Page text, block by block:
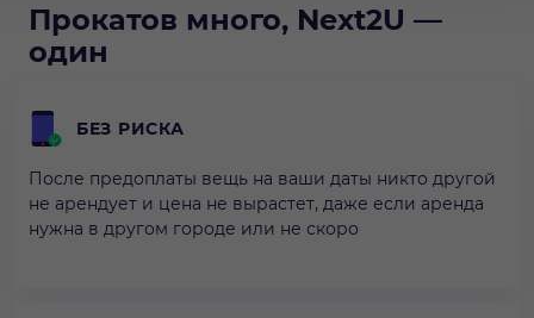
Прокатов много, Next2U —
один
БЕЗ РИСКА
После предоплаты вещь на ваши даты никто другой
не арендует и цена не вырастет, даже если аренда
нужна в другом городе или не скоро